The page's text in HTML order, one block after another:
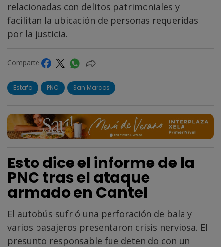
relacionadas con delitos patrimoniales y
facilitan la ubicación de personas requeridas
por la justicia.
Comparte
Estafa PNC San Marcos
Esto dice el informe de la
PNC tras el ataque
armado en Cantel
El autobús sufrió una perforación de bala y
varios pasajeros presentaron crisis nerviosa. El
presunto responsable fue detenido con un